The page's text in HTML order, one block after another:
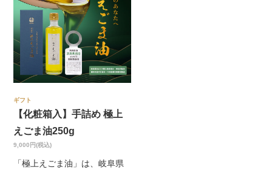
ギフト
【化粧箱入】手詰め 極上
えごま油250g
9,000円(税込)
「極上えごま油」は、岐阜県